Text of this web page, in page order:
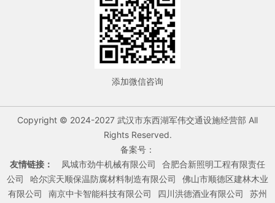
添加微信咨询
Copyright © 2024-2027 武汉市东西湖军伟交通设施经营部 All
Rights Reserved.
备案号：
友情链接：
凤城市劲牛机械有限公司
合肥合新照明工程有限责任
公司
哈尔滨天顺保温防腐材料制造有限公司
佛山市顺德区建林木业
有限公司
南京中卡智能科技有限公司 四川洪德酒业有限公司
苏州